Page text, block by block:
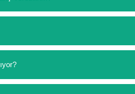
vereceğiniz siparişlerin ödemelerini
hacimlerine göre bir kargo ücreti